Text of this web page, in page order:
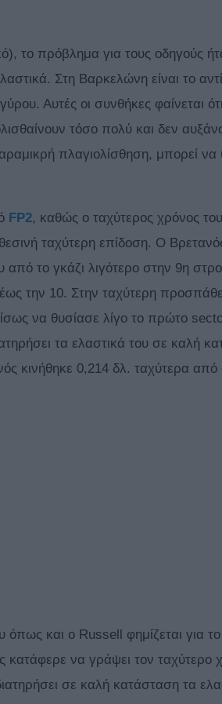
το πρόβλημα για τους οδηγούς
Στη Βαρκελώνη είναι το
Αυτές οι συνθήκες φαίνεται
τόσο πολύ και δεν
πλαγιολίσθηση, μπορεί να
FP2, καθώς ο ταχύτερος χρόνος
ταχύτερη επίδοση. O
το γκάζι λιγότερο στην 9η
την 10. Στην ταχύτερη
να θυσίασε λίγο το πρώτο
τα ελαστικά του σε καλή
κινήθηκε 0,214 δλ. ταχύτερα από
και ο Russell φημίζεται για το
να γράψει τον ταχύτερο
σε καλή κατάσταση τα